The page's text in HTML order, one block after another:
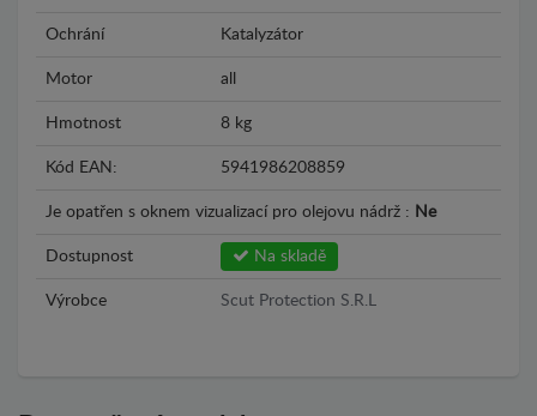
Ochrání Katalyzátor
Motor all
Hmotnost 8 kg
Kód EAN: 5941986208859
Je opatřen s oknem vizualizací pro olejovu nádrž : Ne
Dostupnost Na skladě
Výrobce Scut Protection S.R.L